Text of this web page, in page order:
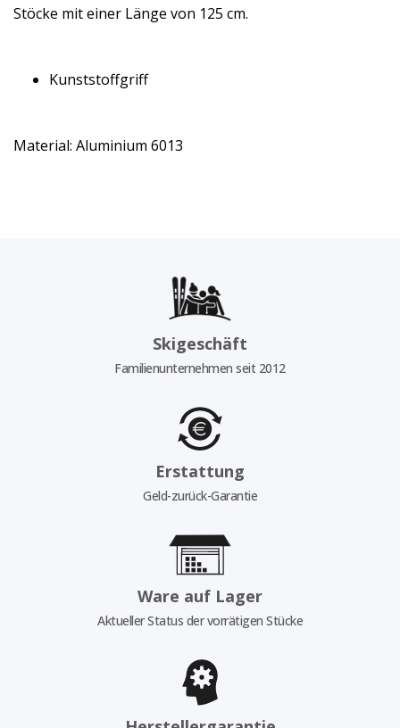
Stöcke mit einer Länge von 125 cm.
Kunststoffgriff
Material: Aluminium 6013
Skigeschäft
Familienunternehmen seit 2012
Erstattung
Geld-zurück-Garantie
Ware auf Lager
Aktueller Status der vorrätigen Stücke